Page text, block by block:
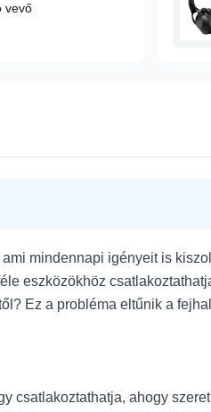
vevő
mindennapi igényeit is
eszközökhöz
Ez a probléma eltűnik a
csatlakoztathatja, ahogy